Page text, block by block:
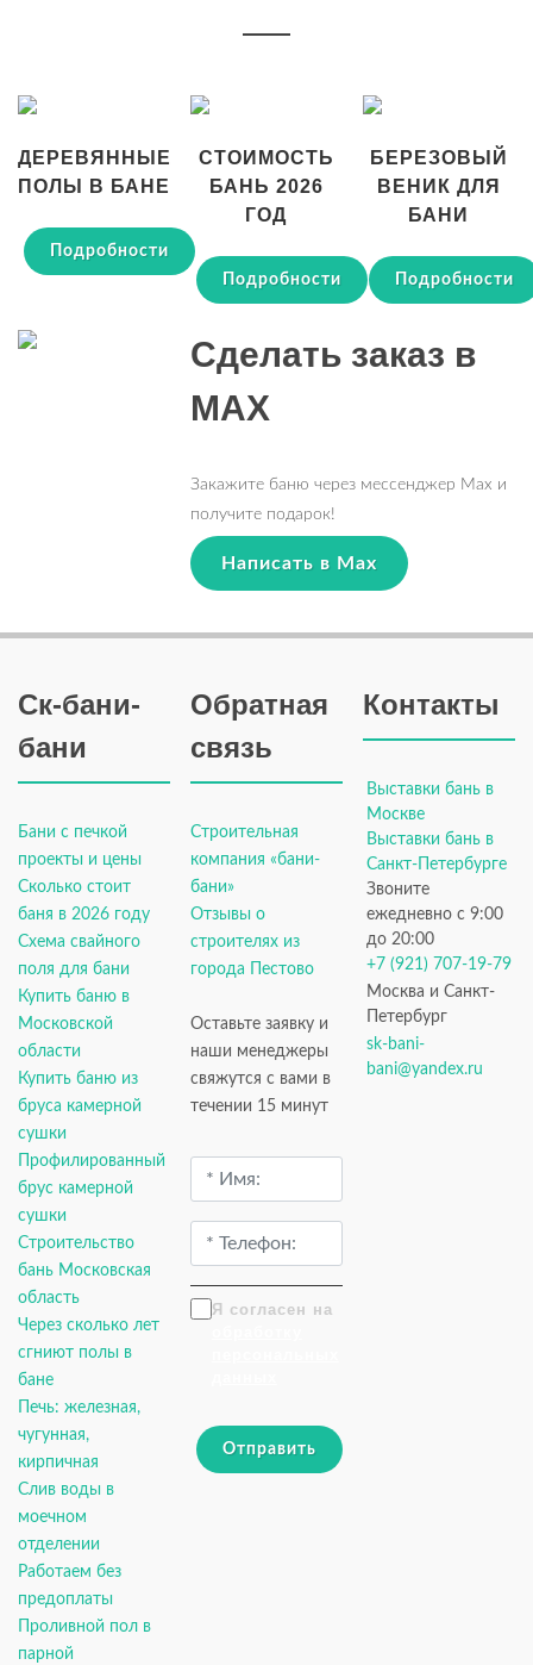
ДЕРЕВЯННЫЕ
ПОЛЫ В БАНЕ
Подробности
СТОИМОСТЬ
БАНЬ 2026
ГОД
Подробности
БЕРЕЗОВЫЙ
ВЕНИК ДЛЯ
БАНИ
Подробности
Сделать заказ в
MAX
Закажите баню через мессенджер Max и
получите подарок!
Написать в Max
Ск-бани-
бани
Бани с печкой
проекты и цены
Сколько стоит
баня в 2026 году
Схема свайного
поля для бани
Купить баню в
Московской
области
Купить баню из
бруса камерной
сушки
Профилированный
брус камерной
сушки
Строительство
бань Московская
область
Через сколько лет
сгниют полы в
бане
Печь: железная,
чугунная,
кирпичная
Слив воды в
моечном
отделении
Работаем без
предоплаты
Проливной пол в
парной
Обратная
связь
Строительная
компания «бани-
бани»
Отзывы о
строителях из
города Пестово
Оставьте заявку и
наши менеджеры
свяжутся с вами в
течении 15 минут
Я согласен на
Отправить
Контакты
Выставки бань в
Москве
Выставки бань в
Санкт-Петербурге
Звоните
ежедневно с 9:00
до 20:00
+7 (921) 707-19-79
Москва и Санкт-
Петербург
sk-bani-
bani@yandex.ru